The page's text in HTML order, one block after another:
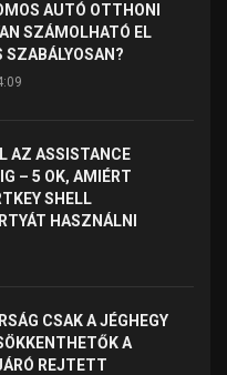
AUTÓ OTTHONI
SZÁMOLHATÓ EL
SZABÁLYOSAN?
AZ ASSISTANCE
– 5 OK, AMIÉRT
SHELL
HASZNÁLNI
CSAK A JÉGHEGY
A
REJTETT